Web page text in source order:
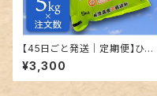
【45日ごと発送｜定期便】ひと
めぼれ｜精米｜5kg単位で発送
¥3,300